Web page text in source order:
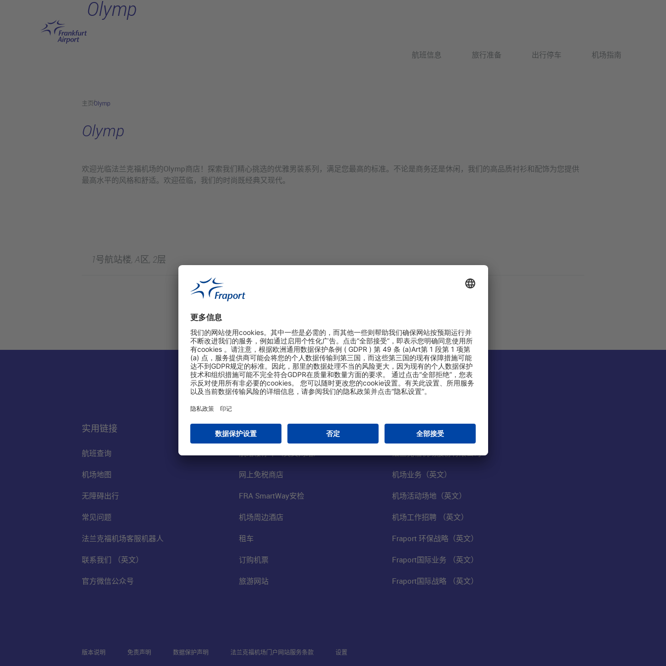
航班信息 旅行准备 出行停车 机场指南
Olymp
主页Olymp
Olymp
欢迎光临法兰克福机场的Olymp商店！探索我们精心挑选的优雅男装系列，满足您最高的标准。不论是商务还是休闲，我们的高品质衬衫和配饰为您提供
最高水平的风格和舒适。欢迎莅临，我们的时尚既经典又现代。
1号航站楼, A区, 2层
实用链接
航班查询
机场地图
无障碍出行
常见问题
法兰克福机场客服机器人
联系我们 （英文）
官方微信公众号
购物&线上预定
航站楼停车（英文网站）
网上免税商店
FRA SmartWay安检
机场周边酒店
租车
订购机票
旅游网站
关于我们
法兰克福机场股份有限公司
机场业务（英文）
机场活动场地（英文）
机场工作招聘 （英文）
Fraport 环保战略（英文）
Fraport国际业务 （英文）
Fraport国际战略 （英文）
版本说明 免责声明 数据保护声明 法兰克福机场门户网站服务条款 设置